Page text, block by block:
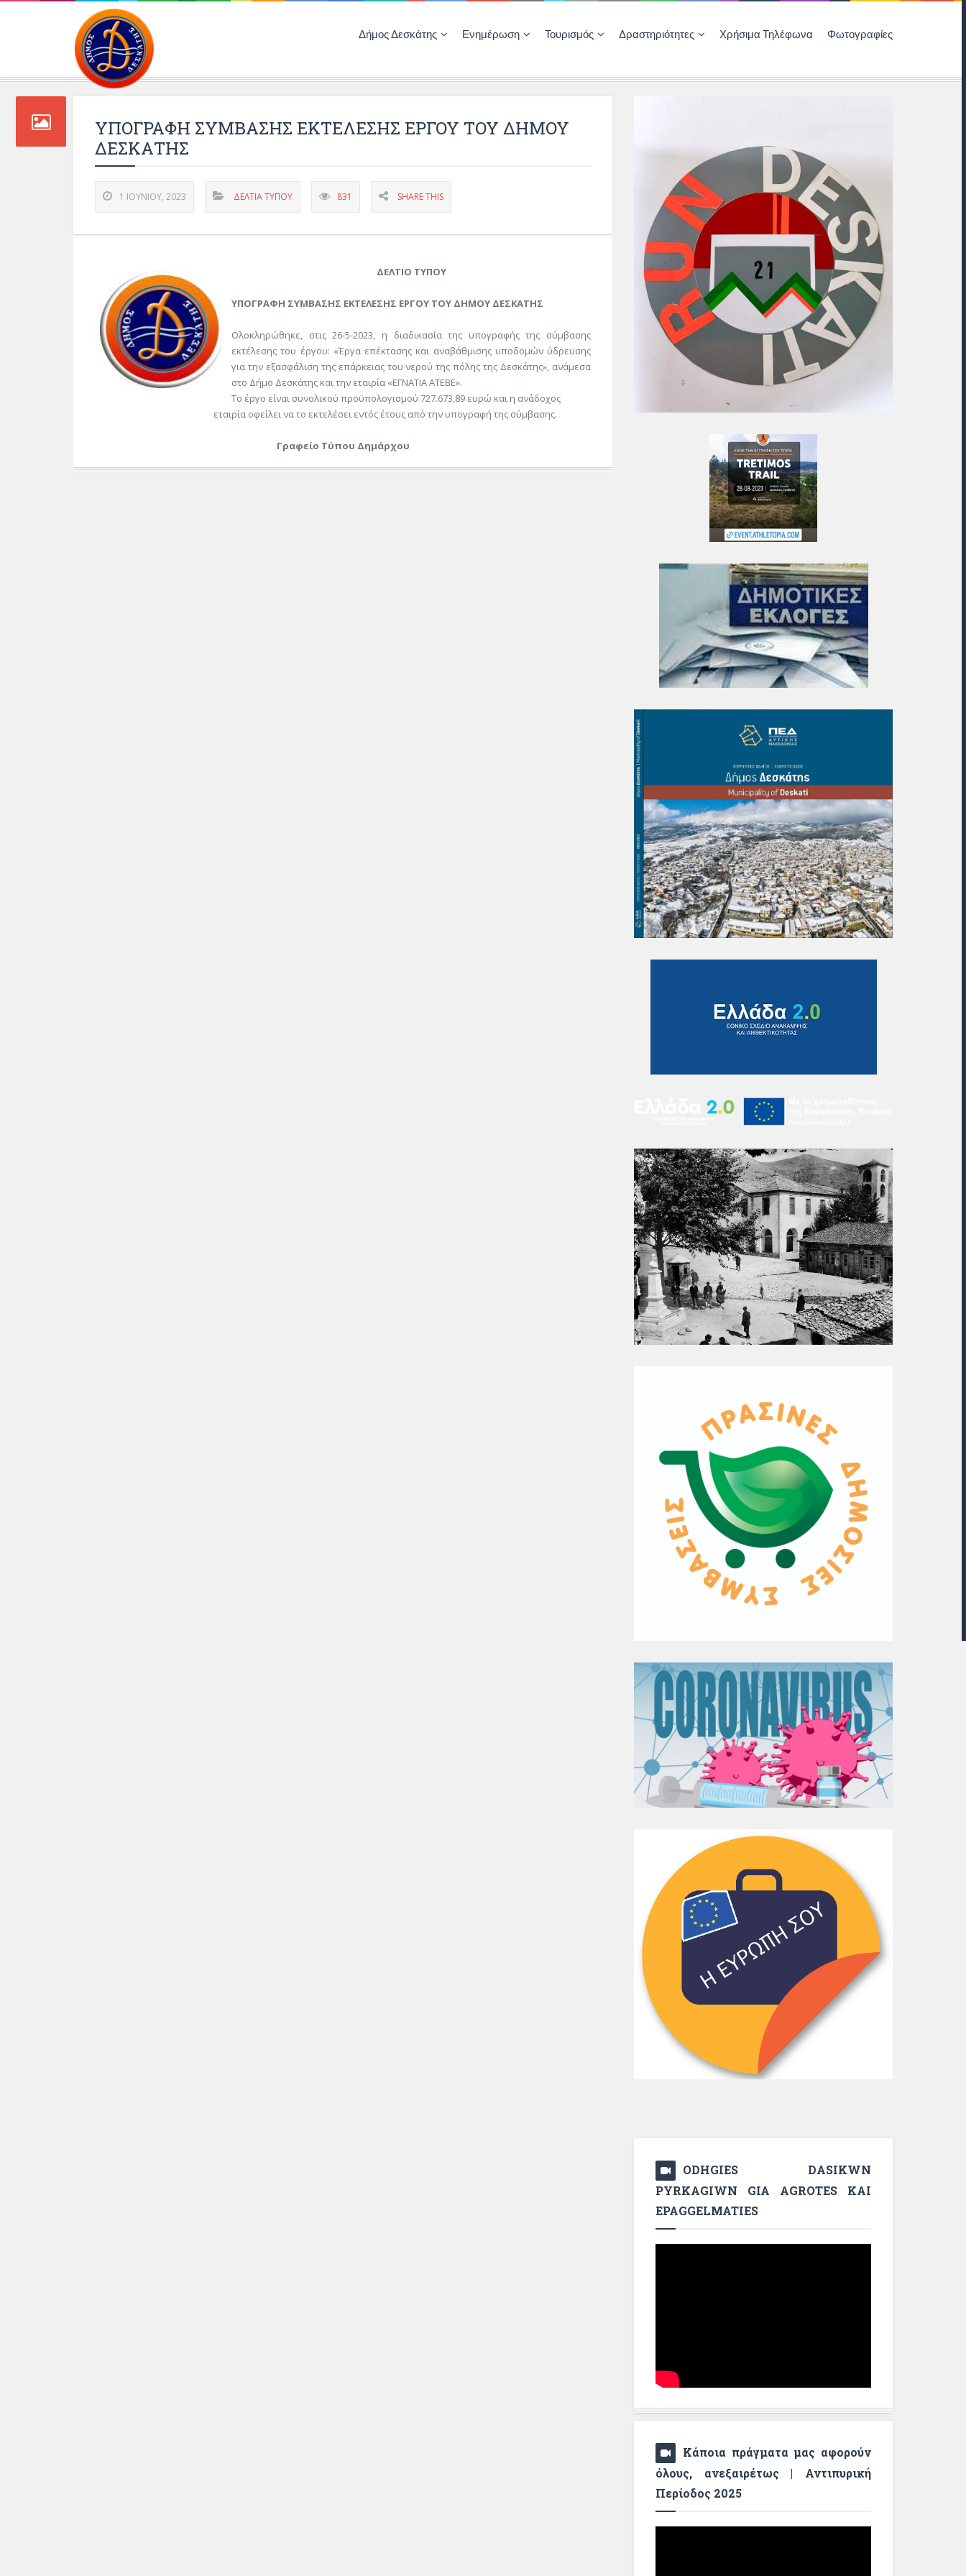
Δήμος Δεσκάτης Ενημέρωση Τουρισμός Δραστηριότητες Χρήσιμα Τηλέφωνα Φωτογραφίες
ΥΠΟΓΡΑΦΗ ΣΥΜΒΑΣΗΣ ΕΚΤΕΛΕΣΗΣ ΕΡΓΟΥ ΤΟΥ ΔΗΜΟΥ
ΔΕΣΚΑΤΗΣ
1 ΙΟΥΝΊΟΥ, 2023 ΔΕΛΤΊΑ ΤΎΠΟΥ 831 SHARE THIS
ΔΕΛΤΙΟ ΤΥΠΟΥ
ΥΠΟΓΡΑΦΗ ΣΥΜΒΑΣΗΣ ΕΚΤΕΛΕΣΗΣ ΕΡΓΟΥ ΤΟΥ ΔΗΜΟΥ ΔΕΣΚΑΤΗΣ
Ολοκληρώθηκε, στις 26-5-2023, η διαδικασία της υπογραφής της σύμβασης
εκτέλεσης του έργου: «Έργα επέκτασης και αναβάθμισης υποδομών ύδρευσης
για την εξασφάλιση της επάρκειας του νερού της πόλης της Δεσκάτης», ανάμεσα
στο Δήμο Δεσκάτης και την εταιρία «ΕΓΝΑΤΙΑ ΑΤΕΒΕ».
Το έργο είναι συνολικού προϋπολογισμού 727.673,89 ευρώ και η ανάδοχος
εταιρία οφείλει να το εκτελέσει εντός έτους από την υπογραφή της σύμβασης.
Γραφείο Τύπου Δημάρχου
ODHGIES DASIKWN
PYRKAGIWN GIA AGROTES KAI
EPAGGELMATIES
Κάποια πράγματα μας αφορούν
όλους, ανεξαιρέτως | Αντιπυρική
Περίοδος 2025